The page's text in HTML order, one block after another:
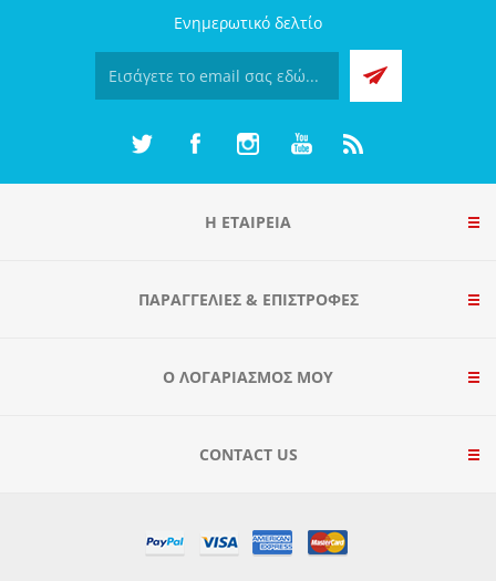
Ενημερωτικό δελτίο
Η ΕΤΑΙΡΕΙΑ
ΠΑΡΑΓΓΕΛΊΕΣ & ΕΠΙΣΤΡΟΦΈΣ
Ο ΛΟΓΑΡΙΑΣΜΌΣ ΜΟΥ
CONTACT US